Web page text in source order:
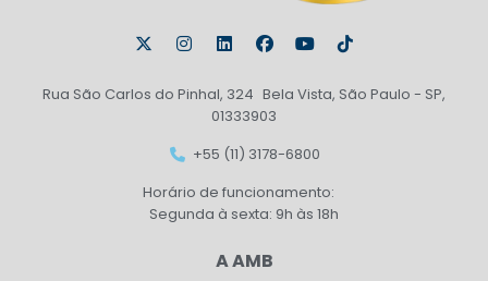
Rua São Carlos do Pinhal, 324 Bela Vista, São Paulo - SP,
01333903
+55 (11) 3178-6800
Horário de funcionamento:
Segunda à sexta: 9h às 18h
A AMB